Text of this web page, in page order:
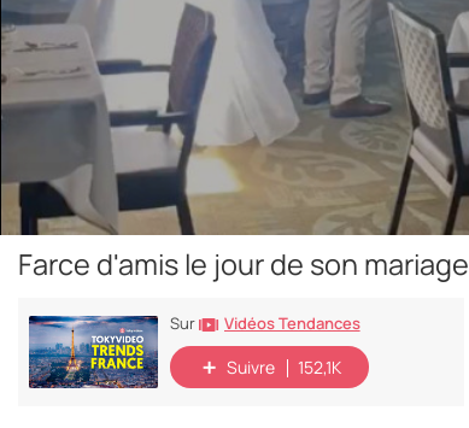
Farce d'amis le jour de son mariage
Sur Vidéos Tendances
Suivre 152,1K